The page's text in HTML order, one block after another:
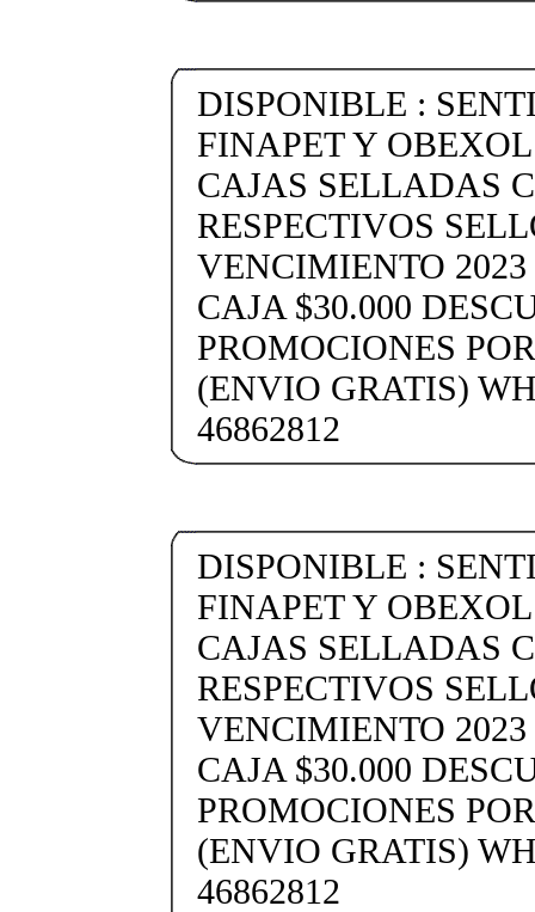
DISPONIBLE :
FINAPET Y
CAJAS SELLADAS
RESPECTIVOS
VENCIMIENTO
CAJA $30.000
PROMOCIONES
(ENVIO GRATIS)
46862812
DISPONIBLE :
FINAPET Y
CAJAS SELLADAS
RESPECTIVOS
VENCIMIENTO
CAJA $30.000
PROMOCIONES
(ENVIO GRATIS)
46862812